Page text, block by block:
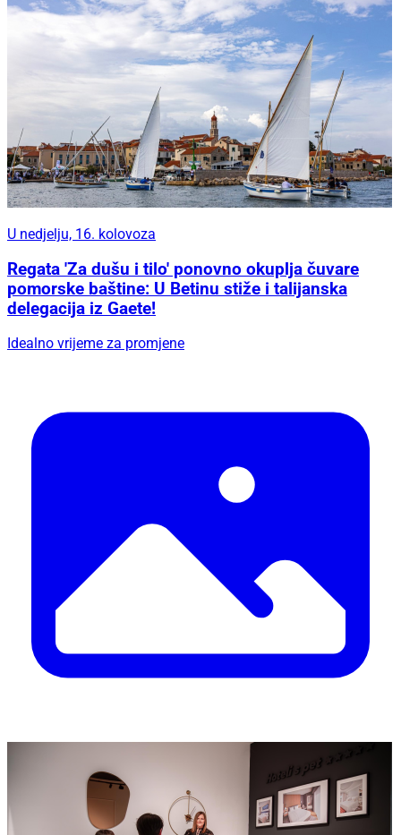
U nedjelju, 16. kolovoza
Regata 'Za dušu i tilo' ponovno okuplja čuvare
pomorske baštine: U Betinu stiže i talijanska
delegacija iz Gaete!
Idealno vrijeme za promjene